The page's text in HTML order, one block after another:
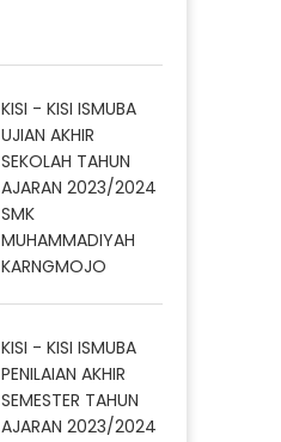
KISI - KISI ISMUBA
UJIAN AKHIR
SEKOLAH TAHUN
AJARAN 2023/2024
SMK
MUHAMMADIYAH
KARNGMOJO
KISI - KISI ISMUBA
PENILAIAN AKHIR
SEMESTER TAHUN
AJARAN 2023/2024